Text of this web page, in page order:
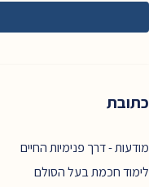
כתובת
מודעות - דרך פנימיות החיים
לימוד חכמת בעל הסולם